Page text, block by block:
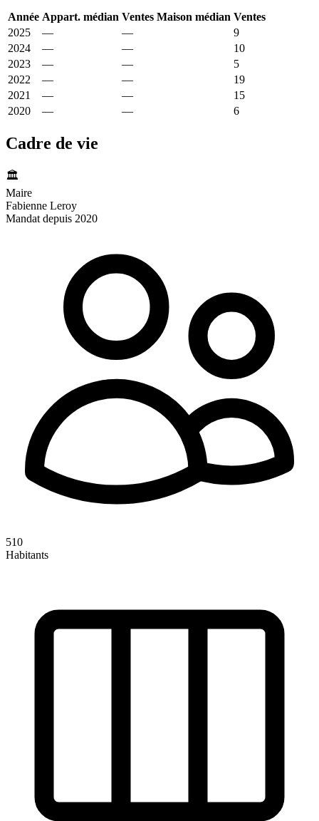
Année Appart. médian Ventes Maison médian Ventes
2025
— —
9
2024
— —
10
2023
— —
5
2022
— —
19
2021
— —
15
2020
— — 6
Cadre de vie
🏛️
Maire
Fabienne Leroy
Mandat depuis 2020
510
Habitants